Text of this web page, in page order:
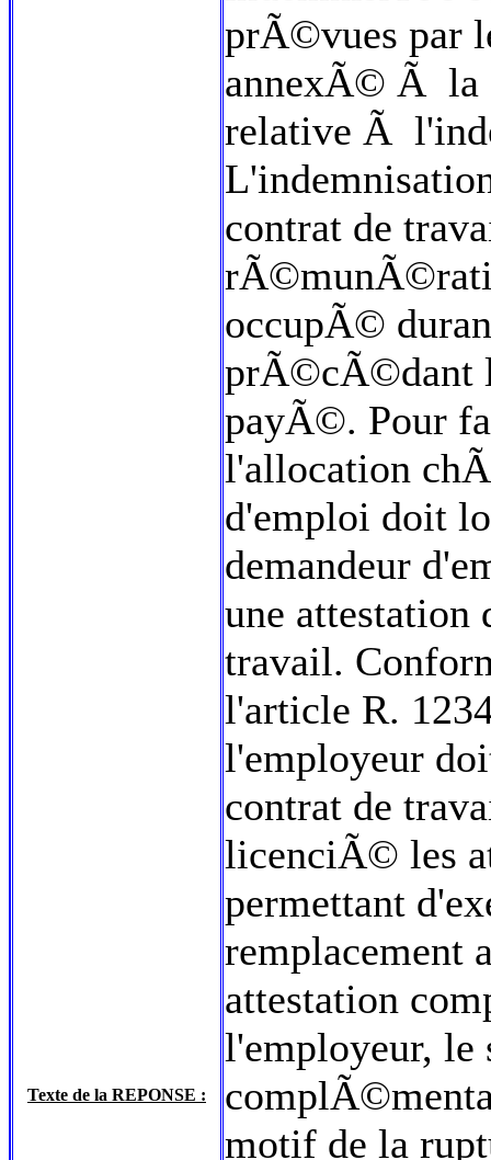
Texte de la REPONSE :
prÃ©vues par
annexÃ© Ã la
relative Ã
contrat de
occupÃ©
prÃ©cÃ©dant
payÃ©. Pour
l'allocation
d'emploi doit
demandeur
une attestation
travail.
l'article R.
l'employeur
contrat de
licenciÃ© les
permettant
remplacement
attestation
l'employeur, le
motif de la